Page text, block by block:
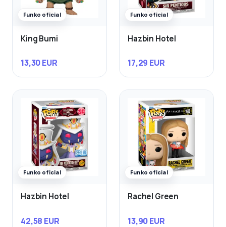
Funko oficial
King Bumi
13,30 EUR
Funko oficial
Hazbin Hotel
17,29 EUR
Funko oficial
Hazbin Hotel
42,58 EUR
Funko oficial
Rachel Green
13,90 EUR